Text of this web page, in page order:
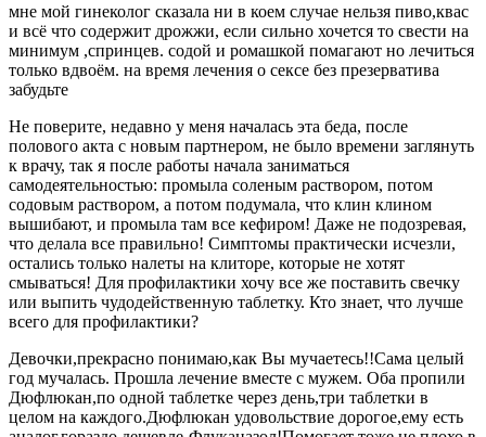
мне мой гинеколог сказала ни в коем случае нельзя пиво,квас
и всё что содержит дрожжи, если сильно хочется то свести на
минимум ,спринцев. содой и ромашкой помагают но лечиться
только вдвоём. на время лечения о сексе без презерватива
забудьте
Не поверите, недавно у меня началась эта беда, после
полового акта с новым партнером, не было времени заглянуть
к врачу, так я после работы начала заниматься
самодеятельностью: промыла соленым раствором, потом
содовым раствором, а потом подумала, что клин клином
вышибают, и промыла там все кефиром! Даже не подозревая,
что делала все правильно! Симптомы практически исчезли,
остались только налеты на клиторе, которые не хотят
смываться! Для профилактики хочу все же поставить свечку
или выпить чудодейственную таблетку. Кто знает, что лучше
всего для профилактики?
Девочки,прекрасно понимаю,как Вы мучаетесь!!Сама целый
год мучалась. Прошла лечение вместе с мужем. Оба пропили
Дюфлюкан,по одной таблетке через день,три таблетки в
целом на каждого.Дюфлюкан удовольствие дорогое,ему есть